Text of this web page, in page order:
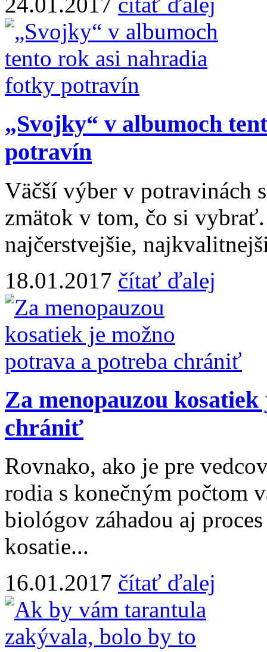
„Svojky“ v albumoch
potravín
Väčší výber v potravinách
zmätok v tom, čo si
najčerstvejšie,
18.01.2017 čítať ďalej
Za menopauzou
chrániť
Rovnako, ako je pre
rodia s konečným počtom
biológov záhadou aj
kosatie...
16.01.2017 čítať ďalej